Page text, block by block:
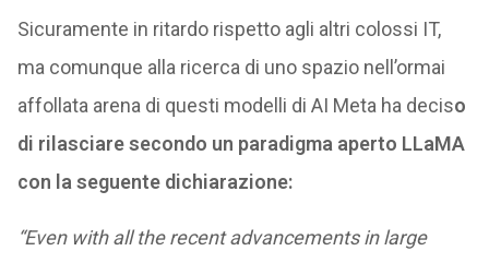
Sicuramente in ritardo rispetto agli altri colossi IT,
ma comunque alla ricerca di uno spazio nell’ormai
affollata arena di questi modelli di AI Meta ha deciso
di rilasciare secondo un paradigma aperto LLaMA
con la seguente dichiarazione:
“Even with all the recent advancements in large